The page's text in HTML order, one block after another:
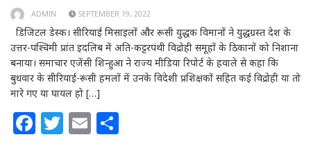
ADMIN SEPTEMBER 19, 2022
डिजिटल डेस्क। सीरियाई मिसाइलों और रूसी युद्धक विमानों ने युद्धग्रस्त देश के
उत्तर-पश्चिमी प्रांत इदलिब में अति-कट्टरपंथी विद्रोही समूहों के ठिकानों को निशाना
बनाया। समाचार एजेंसी शिन्हुआ ने राज्य मीडिया रिपोर्ट के हवाले से कहा कि
बुधवार के सीरियाई-रूसी हमलों में उनके विदेशी प्रशिक्षकों सहित कई विद्रोही या तो
मारे गए या घायल हो […]
Facebook
Twitter
Email